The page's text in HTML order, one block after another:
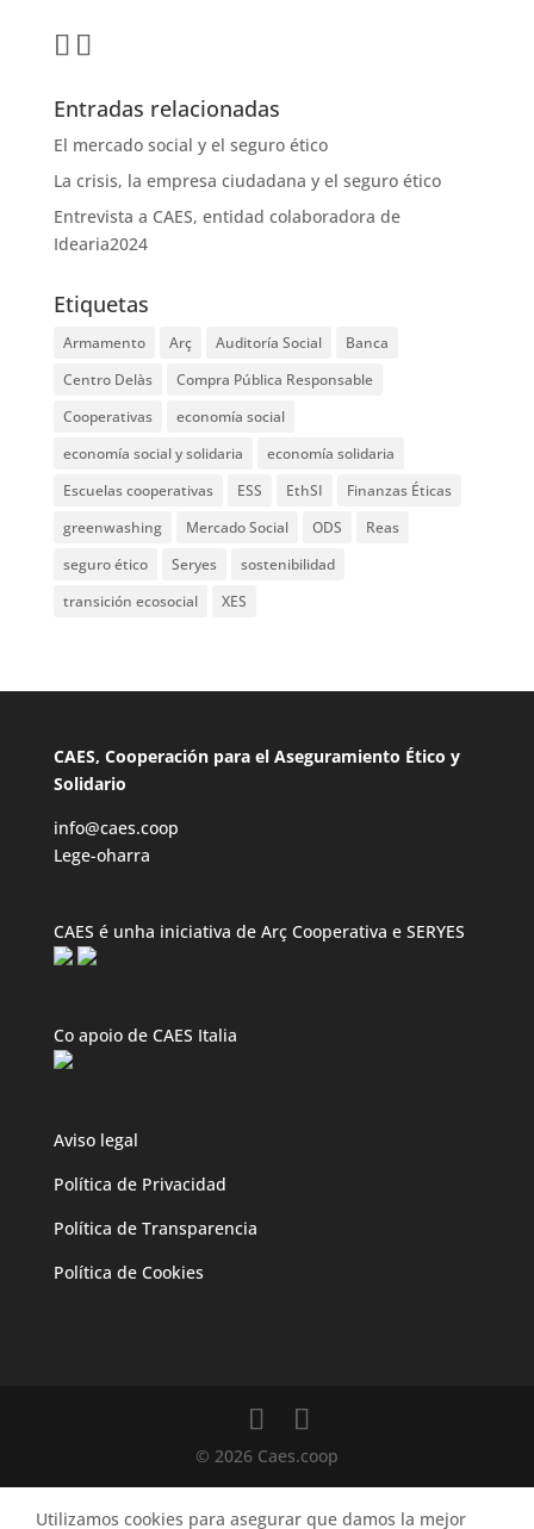
Entradas relacionadas
El mercado social y el seguro ético
La crisis, la empresa ciudadana y el seguro ético
Entrevista a CAES, entidad colaboradora de
Idearia2024
Etiquetas
Armamento Arç Auditoría Social
Banca
Centro Delàs
Compra Pública Responsable
Cooperativas
economía social
economía social y solidaria
economía solidaria
Escuelas cooperativas
ESS EthSI
Finanzas Éticas
greenwashing
Mercado Social ODS
Reas
seguro ético
Seryes
sostenibilidad
transición ecosocial
XES
CAES, Cooperación para el Aseguramiento Ético y
Solidario
info@caes.coop
Lege-oharra
CAES é unha iniciativa de Arç Cooperativa e SERYES
Co apoio de CAES Italia
Aviso legal
Política de Privacidad
Política de Transparencia
Política de Cookies
© 2026 Caes.coop
Utilizamos cookies para asegurar que damos la mejor